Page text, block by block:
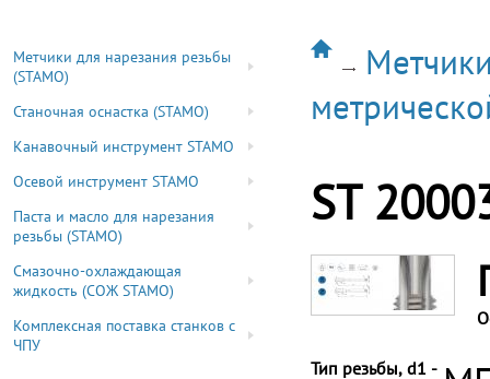
Метчики для нарезания резьбы
(STAMO)
Станочная оснастка (STAMO)
Канавочный инструмент STAMO
Осевой инструмент STAMO
Паста и масло для нарезания
резьбы (STAMO)
Смазочно-охлаждающая
жидкость (СОЖ STAMO)
Комплексная поставка станков с
ЧПУ
ST
Тип резьбы, d1 -